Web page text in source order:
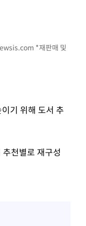
*재판매 및
기 위해 도서 추
천별로 재구성